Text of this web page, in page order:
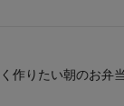
作りたい朝のお弁